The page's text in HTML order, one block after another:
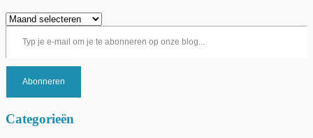
Archief
Typ je e-mail om je te abonneren op onze blog...
Abonneren
Categorieën